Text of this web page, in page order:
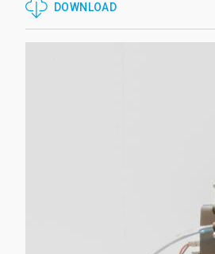
DOWNLOAD